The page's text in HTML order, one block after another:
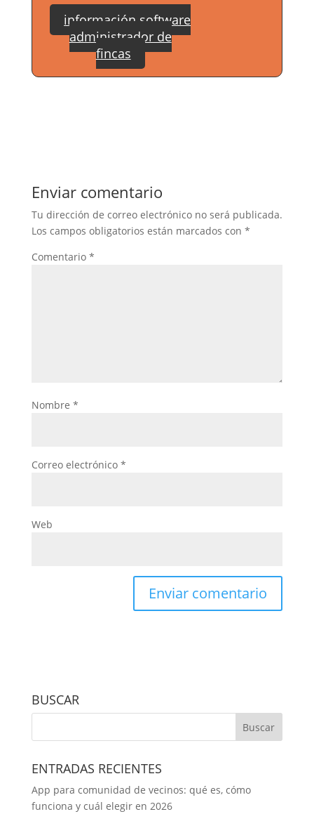
información software
administrador de
fincas
Enviar comentario
Tu dirección de correo electrónico no será publicada.
Los campos obligatorios están marcados con *
Comentario *
Nombre *
Correo electrónico *
Web
BUSCAR
ENTRADAS RECIENTES
App para comunidad de vecinos: qué es, cómo
funciona y cuál elegir en 2026